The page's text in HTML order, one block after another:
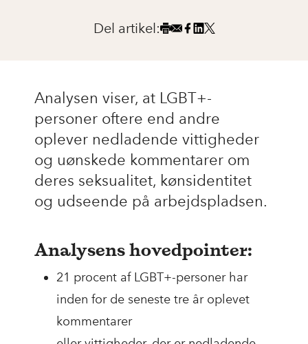
Del artikel:
Analysen viser, at LGBT+-
personer oftere end andre
oplever nedladende vittigheder
og uønskede kommentarer om
deres seksualitet, kønsidentitet
og udseende på arbejdspladsen.
Analysens hovedpointer:
21 procent af LGBT+-personer har
inden for de seneste tre år oplevet
kommentarer